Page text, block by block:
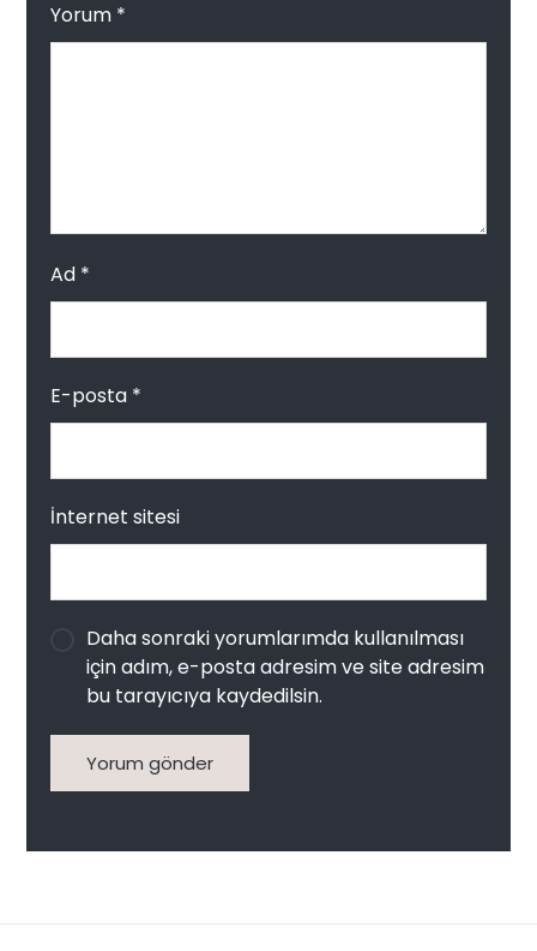
Yorum *
Ad *
E-posta *
İnternet sitesi
Daha sonraki yorumlarımda kullanılması
için adım, e-posta adresim ve site adresim
bu tarayıcıya kaydedilsin.
Yorum gönder